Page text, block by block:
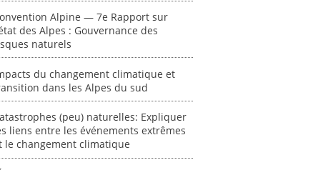
Alpine — 7e Rapport sur
des Alpes : Gouvernance des
naturels
du changement climatique et
dans les Alpes du sud
(peu) naturelles: Expliquer
liens entre les événements extrêmes
le changement climatique